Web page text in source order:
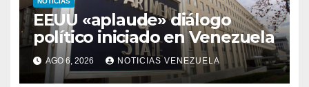
EEUU «aplaude» diálogo
político iniciado en Venezuela
AGO 6, 2026 NOTICIAS VENEZUELA